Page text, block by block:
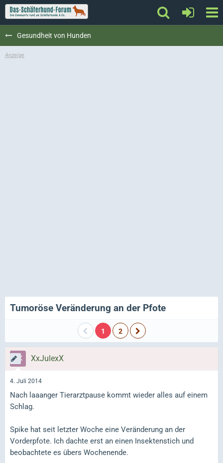
Gesundheit von Hunden
Tumoröse Veränderung an der Pfote
1 2
XxJulexX
4. Juli 2014
Nach laaanger Tierarztpause kommt wieder alles auf einem
Schlag.
Spike hat seit letzter Woche eine Veränderung an der
Vorderpfote. Ich dachte erst an einen Insektenstich und
beobachtete es übers Wochenende.